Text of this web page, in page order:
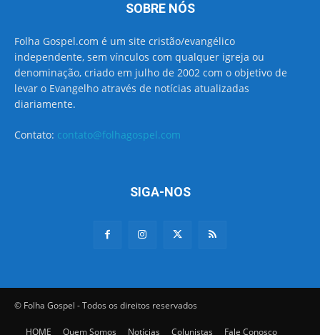
SOBRE NÓS
Folha Gospel.com é um site cristão/evangélico
independente, sem vínculos com qualquer igreja ou
denominação, criado em julho de 2002 com o objetivo de
levar o Evangelho através de notícias atualizadas
diariamente.
Contato: contato@folhagospel.com
SIGA-NOS
© Folha Gospel - Todos os direitos reservados
HOME Quem Somos Notícias Colunistas
Fale Conosco